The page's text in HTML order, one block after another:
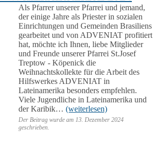
Als Pfarrer unserer Pfarrei und jemand,
der einige Jahre als Priester in sozialen
Einrichtungen und Gemeinden Brasiliens
gearbeitet und von ADVENIAT profitiert
hat, möchte ich Ihnen, liebe Mitglieder
und Freunde unserer Pfarrei St.Josef
Treptow - Köpenick die
Weihnachtskollekte für die Arbeit des
Hilfswerkes ADVENIAT in
Lateinamerika besonders empfehlen.
Viele Jugendliche in Lateinamerika und
der Karibik… (weiterlesen)
Der Beitrag wurde am 13. Dezember 2024
geschrieben.